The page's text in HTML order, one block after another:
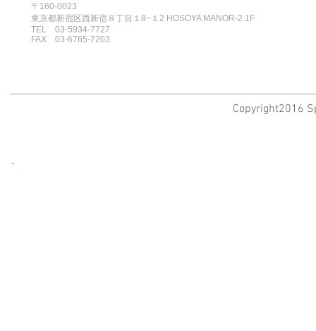
〒160-0023
東京都新宿区西新宿８丁目１8−１2 HOSOYA MANOR-2 1F
TEL 03-5934-7727
FAX 03-6765-7203
Copyright2016